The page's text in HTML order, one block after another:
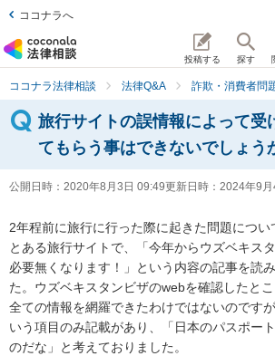
ココナラへ
投稿する 探す
ココナラ法律相談 法律Q&A 詐欺・消費者問
旅行サイトの誤情報によって受
てもらう事はできないでしょう
公開日時： 2020年8月3日 09:49更新日時： 2024年9
2年程前に旅行に行った際に起きた問題につい
とある旅行サイトで、「今年からウズベキス
必要無くなります！」という内容の記事を読
た。ウズベキスタンビザのwebを確認したと
全ての情報を網羅できたわけではないのです
いう項目のみ記載があり、「日本のパスポー
のだな」と考えておりました。